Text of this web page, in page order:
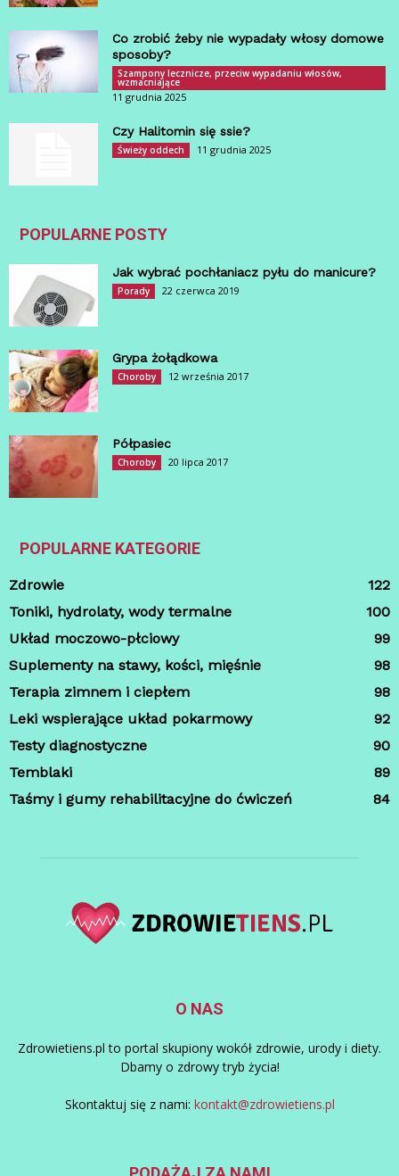
Co zrobić żeby nie wypadały włosy domowe
sposoby?
Szampony lecznicze, przeciw wypadaniu włosów,
wzmacniające
11 grudnia 2025
Czy Halitomin się ssie?
Świeży oddech 11 grudnia 2025
POPULARNE POSTY
Jak wybrać pochłaniacz pyłu do manicure?
Porady 22 czerwca 2019
Grypa żołądkowa
Choroby 12 września 2017
Półpasiec
Choroby 20 lipca 2017
POPULARNE KATEGORIE
Zdrowie
122
Toniki, hydrolaty, wody termalne
100
Układ moczowo-płciowy
99
Suplementy na stawy, kości, mięśnie
98
Terapia zimnem i ciepłem
98
Leki wspierające układ pokarmowy
92
Testy diagnostyczne
90
Temblaki
89
Taśmy i gumy rehabilitacyjne do ćwiczeń
84
O NAS
Zdrowietiens.pl to portal skupiony wokół zdrowie, urody i diety.
Dbamy o zdrowy tryb życia!
Skontaktuj się z nami: kontakt@zdrowietiens.pl